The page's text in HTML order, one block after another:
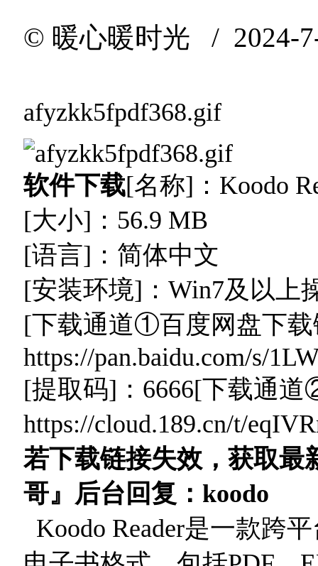
© 暖心暖时光 / 2024-
afyzkk5fpdf368.gif
软件下载[名称]：Koodo
[大小]：56.9 MB
[语言]：简体中文
[安装环境]：Win7及以上
[下载通道①百度网盘下
https://pan.baidu.com/s/
[提取码]：6666[下载通
https://cloud.189.cn/t/
若下载链接失效，获取最
哥』后台回复：koodo
Koodo Reader是一款跨